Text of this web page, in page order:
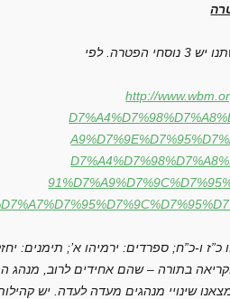
http://
כ”ז ו-כ”ח; ספרדים: ירמיהו א’; תימנים:
בתורה – שהם אחידים לרוב, מנהג
שינויי מנהגים מעדה לעדה. יש